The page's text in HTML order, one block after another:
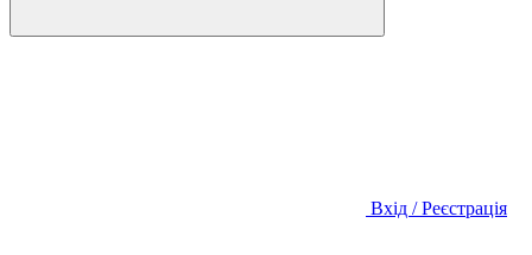
Вхід / Реєстрація